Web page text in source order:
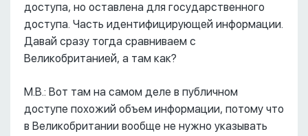
доступа, но оставлена для государственного
доступа. Часть идентифицирующей информации.
Давай сразу тогда сравниваем с
Великобританией, а там как?
М.В.: Вот там на самом деле в публичном
доступе похожий объем информации, потому что
в Великобритании вообще не нужно указывать